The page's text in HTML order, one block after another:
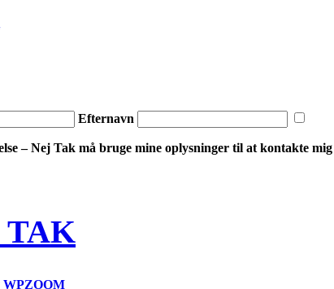
Efternavn
– Nej Tak må bruge ​​mine oplysninger til at kontakte
TAK
WPZOOM